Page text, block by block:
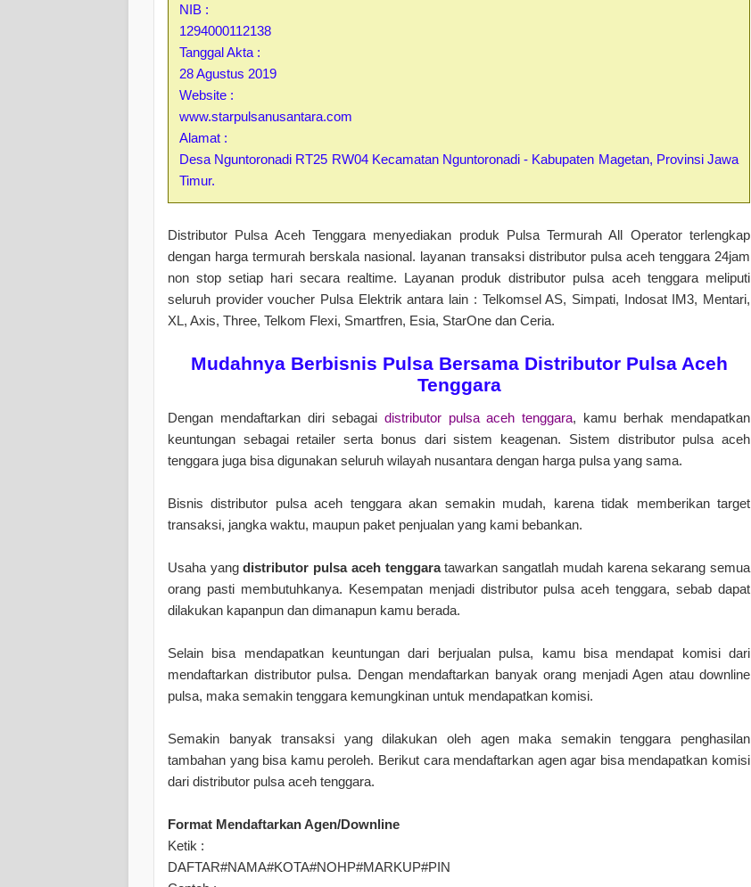
NIB :
1294000112138
Tanggal Akta :
28 Agustus 2019
Website :
www.starpulsanusantara.com
Alamat :
Desa Nguntoronadi RT25 RW04 Kecamatan Nguntoronadi - Kabupaten Magetan, Provinsi Jawa
Timur.
Distributor Pulsa Aceh Tenggara menyediakan produk Pulsa Termurah All Operator terlengkap
dengan harga termurah berskala nasional. layanan transaksi distributor pulsa aceh tenggara 24jam
non stop setiap hari secara realtime. Layanan produk distributor pulsa aceh tenggara meliputi
seluruh provider voucher Pulsa Elektrik antara lain : Telkomsel AS, Simpati, Indosat IM3, Mentari,
XL, Axis, Three, Telkom Flexi, Smartfren, Esia, StarOne dan Ceria.
Mudahnya Berbisnis Pulsa Bersama Distributor Pulsa Aceh
Tenggara
Dengan mendaftarkan diri sebagai distributor pulsa aceh tenggara, kamu berhak mendapatkan
keuntungan sebagai retailer serta bonus dari sistem keagenan. Sistem distributor pulsa aceh
tenggara juga bisa digunakan seluruh wilayah nusantara dengan harga pulsa yang sama.
Bisnis distributor pulsa aceh tenggara akan semakin mudah, karena tidak memberikan target
transaksi, jangka waktu, maupun paket penjualan yang kami bebankan.
Usaha yangdistributor pulsa aceh tenggaratawarkan sangatlah mudah karena sekarang semua
orang pasti membutuhkanya. Kesempatan menjadi distributor pulsa aceh tenggara, sebab dapat
dilakukan kapanpun dan dimanapun kamu berada.
Selain bisa mendapatkan keuntungan dari berjualan pulsa, kamu bisa mendapat komisi dari
mendaftarkan distributor pulsa. Dengan mendaftarkan banyak orang menjadi Agen atau downline
pulsa, maka semakin tenggara kemungkinan untuk mendapatkan komisi.
Semakin banyak transaksi yang dilakukan oleh agen maka semakin tenggara penghasilan
tambahan yang bisa kamu peroleh. Berikut cara mendaftarkan agen agar bisa mendapatkan komisi
dari distributor pulsa aceh tenggara.
Format Mendaftarkan Agen/Downline
Ketik :
DAFTAR#NAMA#KOTA#NOHP#MARKUP#PIN